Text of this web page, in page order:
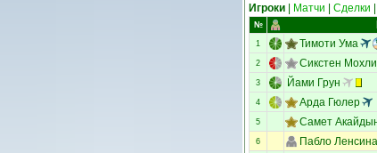
Игроки Матчи Сделки
№
1 Тимоти Ума
2 Сикстен
3 Йами Грун
4 Арда Гюлер
5 Самет
6 Пабло Ленсина